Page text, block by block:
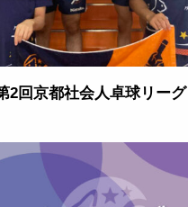
2回京都社会人卓球リーグ